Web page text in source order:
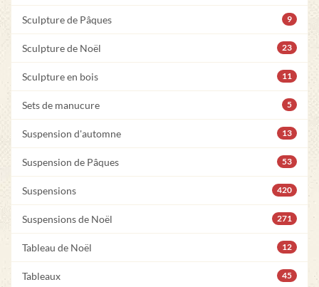
Sculpture de Pâques 9
Sculpture de Noël 23
Sculpture en bois 11
Sets de manucure 5
Suspension d'automne 13
Suspension de Pâques 53
Suspensions 420
Suspensions de Noël 271
Tableau de Noël 12
Tableaux 45